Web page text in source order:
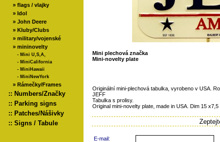
» flags / vlajky
» Idol
» John Deere
» Kluby/Clubs
» military/vojenské
» mininovelty
- Mini U,S,A,
- MiniCalifornia
- MiniHawaii
- MiniNewYork
» Rámečky/Frames
:: Numbers/Značky
:: Parking signs
:: Patches/Nášivky
:: Signs / Tabule
Mini plechová značka
Mini-novelty plate
Originální mini-plechová tabulka, vyrobeno v USA.
JEFF
Tabulka s prolisy.
Original mini-novelty plate, made in USA. Dim 15 x7,5
E-mail: